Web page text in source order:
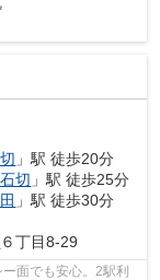
」駅 徒歩20分
切 」駅 徒歩25分
」駅 徒歩30分
６丁目8-29
面でも安心。2駅利